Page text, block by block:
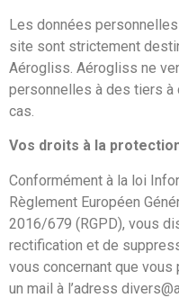
Les données
site sont strictement
Aérogliss. Aérogliss ne
personnelles à des tiers à
cas.
Vos droits à la
Conformément à la loi
Règlement Européen
2016/679 (RGPD), vous
rectification et de
vous concernant que
un mail à l’adress